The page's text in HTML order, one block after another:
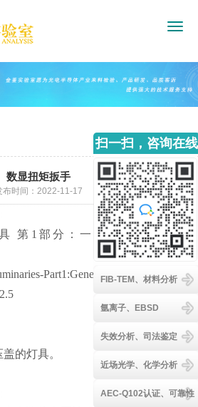
数显扭矩扳手
布时间：2022-11-17
具 第1部分：一般要求与试验》
Part1:General requirements and
的灯具。
扫一扫，咨询在线
客服
FIB-TEM、材料分析
氩离子、EBSD
失效分析、司法鉴定
近场光学、化学分析
AEC-Q102认证、可靠性